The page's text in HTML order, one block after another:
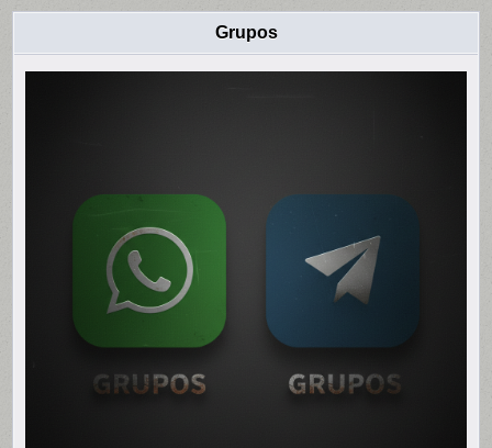
Grupos